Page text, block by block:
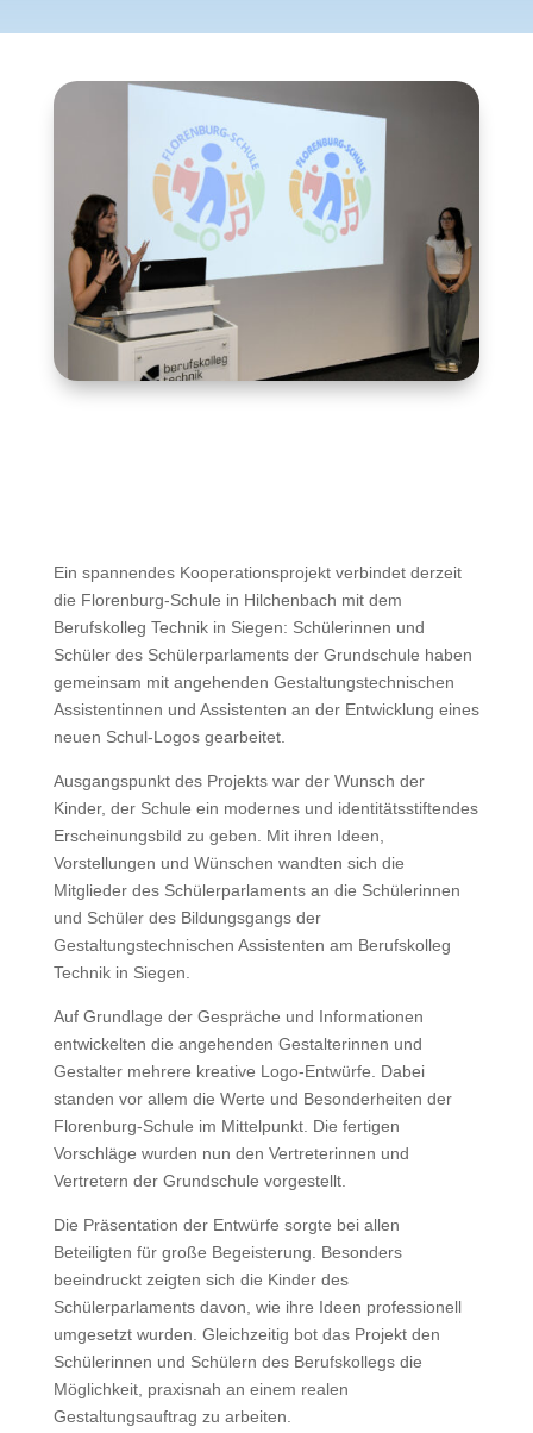
Ein spannendes Kooperationsprojekt verbindet derzeit
die Florenburg-Schule in Hilchenbach mit dem
Berufskolleg Technik in Siegen: Schülerinnen und
Schüler des Schülerparlaments der Grundschule haben
gemeinsam mit angehenden Gestaltungstechnischen
Assistentinnen und Assistenten an der Entwicklung eines
neuen Schul-Logos gearbeitet.
Ausgangspunkt des Projekts war der Wunsch der
Kinder, der Schule ein modernes und identitätsstiftendes
Erscheinungsbild zu geben. Mit ihren Ideen,
Vorstellungen und Wünschen wandten sich die
Mitglieder des Schülerparlaments an die Schülerinnen
und Schüler des Bildungsgangs der
Gestaltungstechnischen Assistenten am Berufskolleg
Technik in Siegen.
Auf Grundlage der Gespräche und Informationen
entwickelten die angehenden Gestalterinnen und
Gestalter mehrere kreative Logo-Entwürfe. Dabei
standen vor allem die Werte und Besonderheiten der
Florenburg-Schule im Mittelpunkt. Die fertigen
Vorschläge wurden nun den Vertreterinnen und
Vertretern der Grundschule vorgestellt.
Die Präsentation der Entwürfe sorgte bei allen
Beteiligten für große Begeisterung. Besonders
beeindruckt zeigten sich die Kinder des
Schülerparlaments davon, wie ihre Ideen professionell
umgesetzt wurden. Gleichzeitig bot das Projekt den
Schülerinnen und Schülern des Berufskollegs die
Möglichkeit, praxisnah an einem realen
Gestaltungsauftrag zu arbeiten.